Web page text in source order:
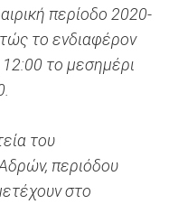
περίοδο 2020-
το ενδιαφέρον
12:00 το μεσημέρι
του
περιόδου
στο